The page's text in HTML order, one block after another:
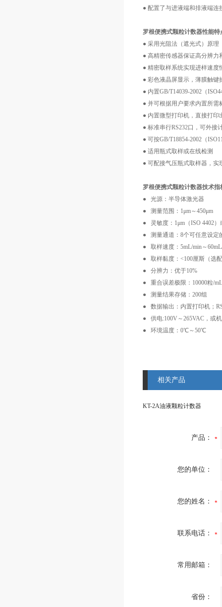
● 配置了与进液端和排液端
罗根便携式颗粒计数器性能特
● 采用光阻法（遮光式）原理
● 高精密传感器保证高分辨力
● 精密取样系统实现进样速度
● 彩色液晶屏显示，薄膜触键
● 内置GB/T14039-2002（
● 并可根据用户要求内置所需
● 内置微型打印机，直接打印
● 标准串行RS232口，可外接
● 可按GB/T18854-2002（
● 适用瓶式取样或在线检测
● 可配接气压瓶式取样器，实
罗根便携式颗粒计数器技术指
● 光源：半导体激光器
● 测量范围：1μm～450μm
● 灵敏度：1μm（ISO 4402）
● 测量通道：8个可任意设定
● 取样速度：5mL/min～
● 取样黏度：<100厘斯（选
● 分辨力：优于10%
● 重合误差极限：10000粒/
● 测量结果存储：200组
● 数据输出：内置打印机；
● 供电:100V～265VAC，或
● 环境温度：0℃～50℃
相关产品
KT-2A油液颗粒计数器
产品：
您的单位：
您的姓名：
联系电话：
常用邮箱：
省份：